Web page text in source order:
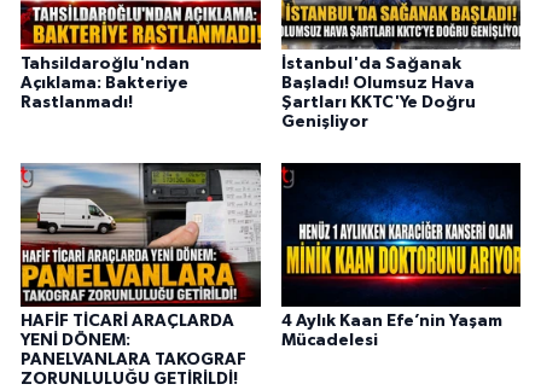
Tahsildaroğlu'ndan
Açıklama: Bakteriye
Rastlanmadı!
İstanbul'da Sağanak
Başladı! Olumsuz Hava
Şartları KKTC'Ye Doğru
Genişliyor
HAFİF TİCARİ ARAÇLARDA
YENİ DÖNEM:
PANELVANLARA TAKOGRAF
ZORUNLULUĞU GETİRİLDİ!
4 Aylık Kaan Efe’nin Yaşam
Mücadelesi